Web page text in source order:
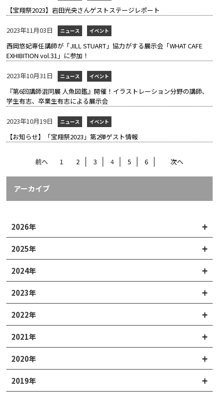
【宝翔祭2023】岩田光央さんゲストステージレポート
2023年11月03日 ニュース イベント
西岡悠妃専任講師が「JILL STUART」協力がする展示会「WHAT CAFE
EXHIBITION vol.31」に参加！
2023年10月31日 ニュース イベント
『第6回講師混同展 人魚図鑑』開催！イラストレーション分野の講師、
学生有志、卒業生有志による展示会
2023年10月19日 ニュース イベント
【お知らせ】「宝翔祭2023」第2弾ゲスト情報
前へ 1 2 3 4 5 6 次へ
アーカイブ
2026年
2025年
2024年
2023年
2022年
2021年
2020年
2019年